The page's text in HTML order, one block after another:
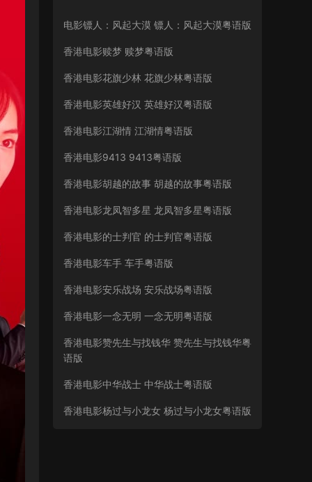
电影镖人：风起大漠 镖人：风起大漠粤语版
香港电影赎梦 赎梦粤语版
香港电影花旗少林 花旗少林粤语版
香港电影英雄好汉 英雄好汉粤语版
香港电影江湖情 江湖情粤语版
香港电影9413 9413粤语版
香港电影胡越的故事 胡越的故事粤语版
香港电影龙凤智多星 龙凤智多星粤语版
香港电影的士判官 的士判官粤语版
香港电影车手 车手粤语版
香港电影安乐战场 安乐战场粤语版
香港电影一念无明 一念无明粤语版
香港电影赞先生与找钱华 赞先生与找钱华粤
语版
香港电影中华战士 中华战士粤语版
香港电影杨过与小龙女 杨过与小龙女粤语版